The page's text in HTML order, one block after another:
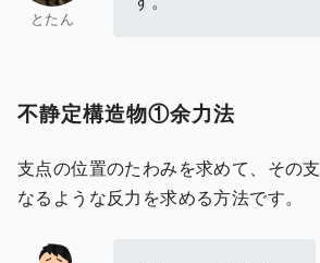
とたん
不静定構造物①余力法
支点の位置のたわみを求めて、その
なるような反力を求める方法です。